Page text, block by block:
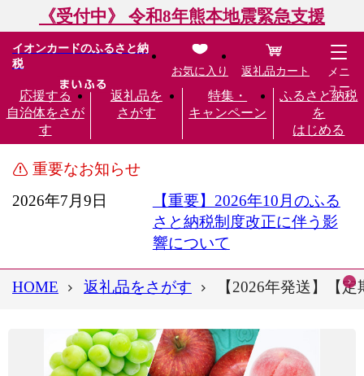
《受付中》 令和8年熊本地震緊急支援
イオンカードのふるさと納
税
応援する
自治体をさが
す
返礼品を
さがす
特集・
キャンペーン
ふるさと納税
を
はじめる
お気に入り 返礼品カート
メニ
ュー
重要なお知らせ
2026年7月9日
【重要】2026年10月のふる
さと納税制度改正に伴う影
響について
HOME 返礼品をさがす 【2026年発送】【